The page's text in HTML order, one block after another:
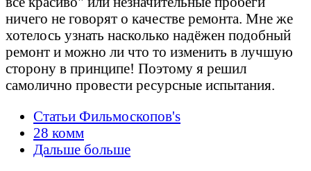
ничего не говорят о качестве ремонта. Мне же
хотелось узнать насколько надёжен подобный
ремонт и можно ли что то изменить в лучшую
сторону в принципе! Поэтому я решил
самолично провести ресурсные испытания.
Статьи Фильмоскопов's
28 комм
Дальше больше